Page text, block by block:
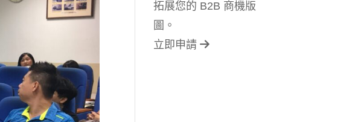
拓展您的 B2B 商機版
圖。
立即申請